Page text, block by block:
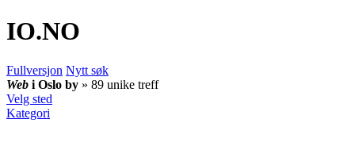
IO.NO
Fullversjon Nytt søk
Web i Oslo by » 89 unike treff
Velg sted
Kategori